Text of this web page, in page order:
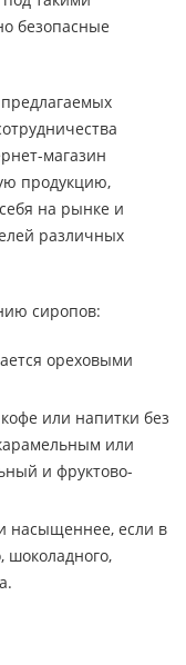
безопасные
магазин
продукцию,
на рынке и
различных
сиропов:
ореховыми
или напитки без
или
и фруктово-
насыщеннее, если в
шоколадного,